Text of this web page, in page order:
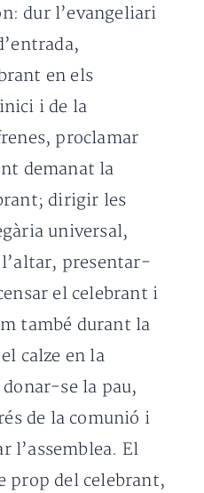
dur l’evangeliari
en els
i de la
proclamar
demanat la
dirigir les
universal,
presentar-
el celebrant i
també durant la
calze en la
se la pau,
de la comunió i
l’assemblea. El
prop del celebrant,